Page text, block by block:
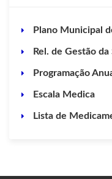
Plano Municipal
Rel. de Gestão
Programação
Escala Medica
Lista de